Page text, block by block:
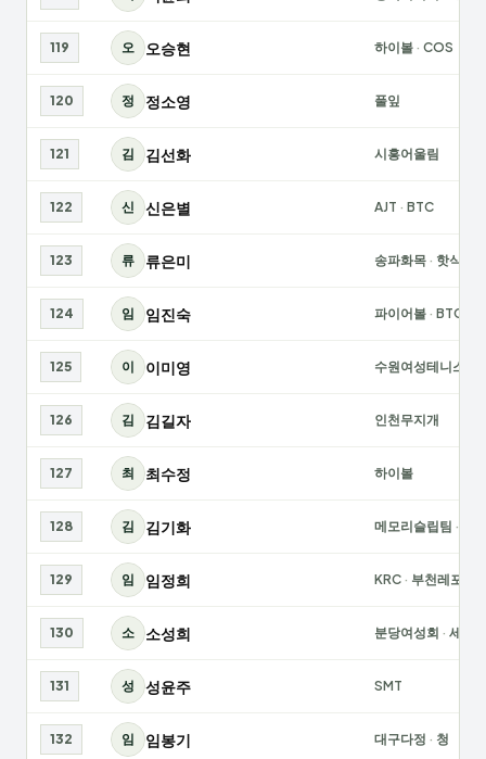
119 오 오승현 하이볼 · COS
120 정 정소영 풀잎
121 김 김선화 시흥어울림
122 신 신은별 AJT · BTC
123 류 류은미 송파화목 · 핫식스
124 임 임진숙 파이어볼 · BTC
125 이 이미영 수원여성테니스회
126 김 김길자 인천무지개
127 최 최수정 하이볼
128 김 김기화 메모리슬립팀 ·
129 임 임정희 KRC · 부천레포츠
130 소 소성희 분당여성회 · 세금
131 성 성윤주 SMT
132 임 임봉기 대구다정 · 청